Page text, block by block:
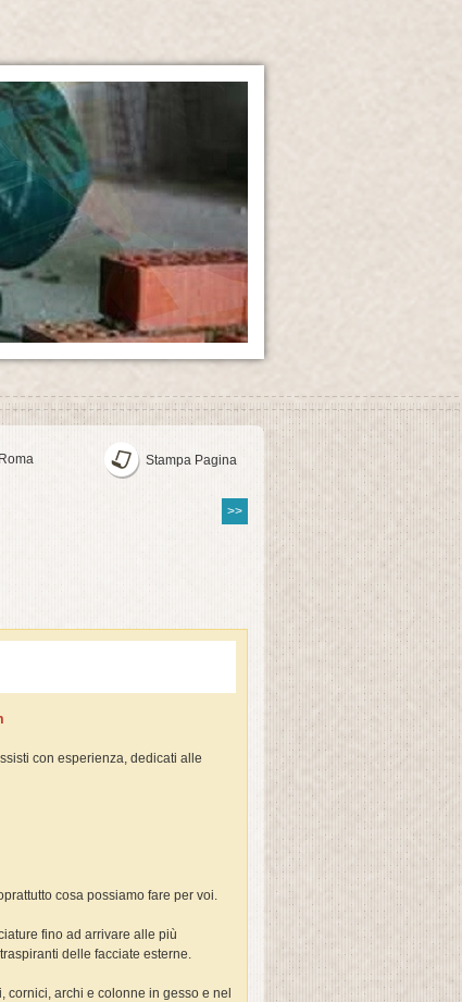
Stampa Pagina
>>
con esperienza, dedicati alle
cosa possiamo fare per voi.
fino ad arrivare alle più
delle facciate esterne.
archi e colonne in gesso e nel